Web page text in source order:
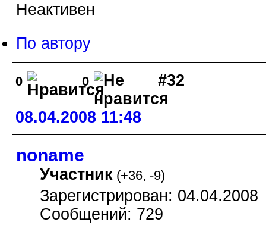
Неактивен
По автору
0 0 #32
08.04.2008 11:48
noname
Участник (+36, -9)
Зарегистрирован: 04.04.2008
Сообщений: 729